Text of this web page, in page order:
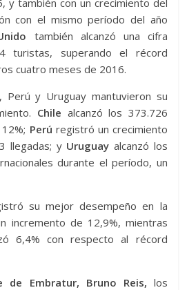
y también con un crecimiento del
con el mismo período del año
también alcanzó una cifra
turistas, superando el récord
cuatro meses de 2016.
Perú y Uruguay mantuvieron su
Chile alcanzó los 373.726
Perú registró un crecimiento
llegadas; y Uruguay alcanzó los
durante el período, un
su mejor desempeño en la
incremento de 12,9%, mientras
6,4% con respecto al récord
de Embratur, Bruno Reis, los